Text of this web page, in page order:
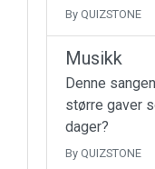
By QUIZSTONE
Musikk
Denne
større gaver
dager?
By QUIZSTONE